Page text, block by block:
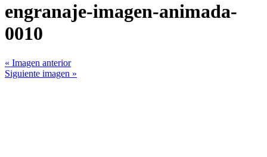
engranaje-imagen-animada-
0010
« Imagen anterior
Siguiente imagen »